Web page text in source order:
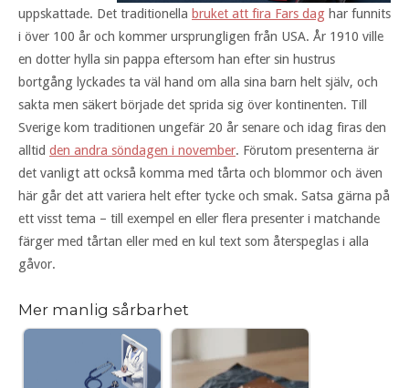
uppskattade. Det traditionella bruket att fira Fars dag har funnits
i över 100 år och kommer ursprungligen från USA. År 1910 ville
en dotter hylla sin pappa eftersom han efter sin hustrus
bortgång lyckades ta väl hand om alla sina barn helt själv, och
sakta men säkert började det sprida sig över kontinenten. Till
Sverige kom traditionen ungefär 20 år senare och idag firas den
alltid den andra söndagen i november. Förutom presenterna är
det vanligt att också komma med tårta och blommor och även
här går det att variera helt efter tycke och smak. Satsa gärna på
ett visst tema – till exempel en eller flera presenter i matchande
färger med tårtan eller med en kul text som återspeglas i alla
gåvor.
Mer manlig sårbarhet